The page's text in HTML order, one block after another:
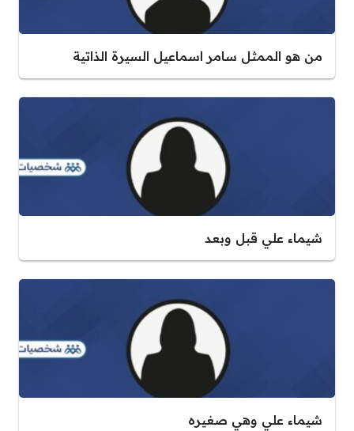
من هو الممثل سامر اسماعيل السيرة الذاتية
شيماء علي قبل وبعد
شيماء علي وهي صغيره